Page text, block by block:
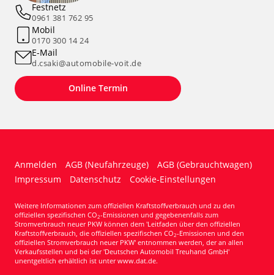
Festnetz
0961 381 762 95
Mobil
0170 300 14 24
E-Mail
d.csaki@automobile-voit.de
Online Termin
Anmelden AGB (Neufahrzeuge)
AGB (Gebrauchtwagen)
Impressum
Datenschutz Cookie-Einstellungen
Weitere Informationen zum offiziellen Kraftstoffverbrauch und zu den
offiziellen spezifischen CO2-Emissionen und gegebenenfalls zum
Stromverbrauch neuer PKW können dem 'Leitfaden über den offiziellen
Kraftstoffverbrauch, die offiziellen spezifischen CO2-Emissionen und den
offiziellen Stromverbrauch neuer PKW' entnommen werden, der an allen
Verkaufsstellen und bei der 'Deutschen Automobil Treuhand GmbH'
unentgeltlich erhältlich ist unter www.dat.de.